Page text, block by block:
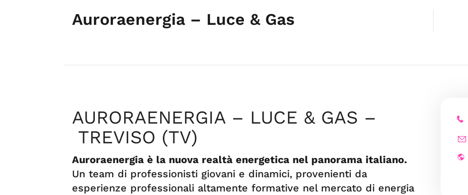
Auroraenergia – Luce & Gas
AURORAENERGIA – LUCE & GAS –
TREVISO (TV)
Auroraenergia è la nuova realtà energetica nel panorama italiano.
Un team di professionisti giovani e dinamici, provenienti da
esperienze professionali altamente formative nel mercato di energia